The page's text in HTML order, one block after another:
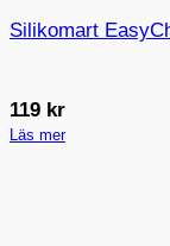
Silikomart
119 kr
Läs mer